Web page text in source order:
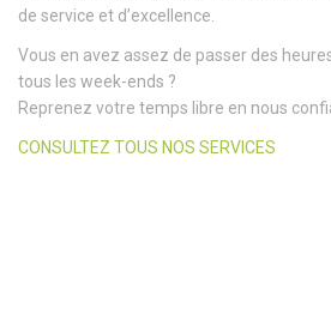
de service et d’excellence.
Vous en avez assez de passer des
tous les week-ends ?
Reprenez votre temps libre en nous
CONSULTEZ TOUS NOS SERVICES